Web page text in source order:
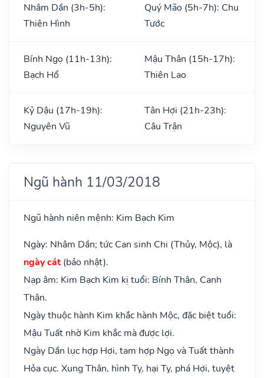
Nhâm Dần (3h-5h):
Thiên Hình
Quý Mão (5h-7h): Chu
Tước
Bính Ngọ (11h-13h):
Bạch Hổ
Mậu Thân (15h-17h):
Thiên Lao
Kỷ Dậu (17h-19h):
Nguyên Vũ
Tân Hợi (21h-23h):
Câu Trận
Ngũ hành 11/03/2018
Ngũ hành niên mệnh: Kim Bạch Kim
Ngày: Nhâm Dần; tức Can sinh Chi (Thủy, Mộc), là
ngày cát(bảo nhật).
Nạp âm: Kim Bạch Kim kị tuổi: Bính Thân, Canh
Thân.
Ngày thuộc hành Kim khắc hành Mộc, đặc biệt tuổi:
Mậu Tuất nhờ Kim khắc mà được lợi.
Ngày Dần lục hợp Hợi, tam hợp Ngọ và Tuất thành
Hỏa cục. Xung Thân, hình Tỵ, hại Tỵ, phá Hợi, tuyệt